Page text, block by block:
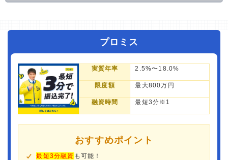
プロミス
実質年率 2.5%〜18.0%
限度額 最大800万円
融資時間 最短3分※1
おすすめポイント
最短3分融資 も可能！